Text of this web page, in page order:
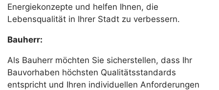
Energiekonzepte und helfen Ihnen, die
Lebensqualität in Ihrer Stadt zu verbessern.
Bauherr:
Als Bauherr möchten Sie sicherstellen, dass Ihr
Bauvorhaben höchsten Qualitätsstandards
entspricht und Ihren individuellen Anforderungen